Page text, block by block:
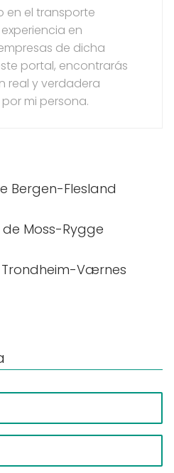
en el transporte
en
de dicha
portal, encontrarás
real y verdadera
mi persona.
Bergen-Flesland
Moss-Rygge
Værnes